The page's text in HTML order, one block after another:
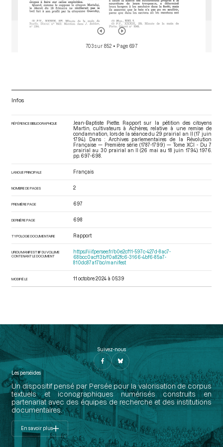
703 sur 852 • Page 697
Infos
RÉFÉRENCE BIBLIOGRAPHIQUE
Jean-Baptiste Piette. Rapport sur la pétition des citoyens
Martin, cultivateurs à Achères, relative à une remise de
condamnation, lors de la séance du 29 prairial an II (17 juin
1794). Dans : Archives parlementaires de la Révolution
Française — Première série (1787-1799) — Tome XCI - Du 7
prairial au 30 prairial an II (26 mai au 18 juin 1794). 1976.
pp. 697-698.
LANGUE PRINCIPALE Français
NOMBRE DE PAGES 2
PREMIÈRE PAGE 697
DERNIÈRE PAGE 698
TYPOLOGIE DOCUMENTAIRE Rapport
URI DU MANIFEST IIIF DU VOLUME
CONTENANT LE DOCUMENT
https://iiif.persee.fr/b0e2cf11-597c-427d-8ac7-
68bcc0acf13b/f0a82fc6-3166-4bf6-85a7-
810dc87a17bc/manifest
MODIFIÉ LE 11 octobre 2024 à 05:39
Suivez-nous
Les perséides
Un dispositif pensé par Persée pour la valorisation de corpus
textuels et iconographiques numérisés construits en
partenariat avec des équipes de recherche et des institutions
documentaires.
En savoir plus